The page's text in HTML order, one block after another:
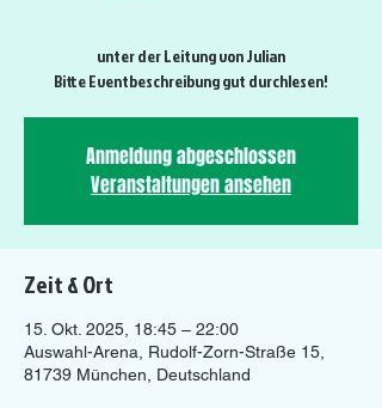
unter der Leitung von Julian
Bitte Eventbeschreibung gut durchlesen!
Anmeldung abgeschlossen
Veranstaltungen ansehen
Zeit & Ort
15. Okt. 2025, 18:45 – 22:00
Auswahl-Arena, Rudolf-Zorn-Straße 15,
81739 München, Deutschland